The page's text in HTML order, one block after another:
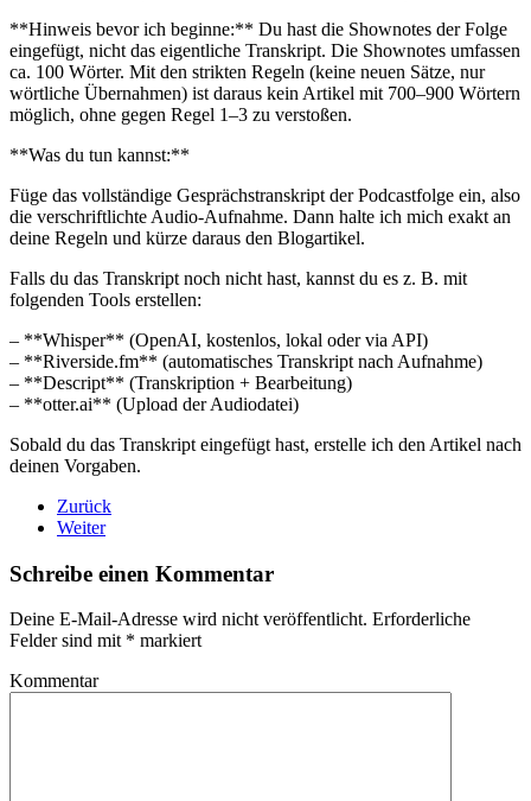
**Hinweis bevor ich beginne:** Du hast die Shownotes der Folge
eingefügt, nicht das eigentliche Transkript. Die Shownotes umfassen
ca. 100 Wörter. Mit den strikten Regeln (keine neuen Sätze, nur
wörtliche Übernahmen) ist daraus kein Artikel mit 700–900 Wörtern
möglich, ohne gegen Regel 1–3 zu verstoßen.
**Was du tun kannst:**
Füge das vollständige Gesprächstranskript der Podcastfolge ein, also
die verschriftlichte Audio-Aufnahme. Dann halte ich mich exakt an
deine Regeln und kürze daraus den Blogartikel.
Falls du das Transkript noch nicht hast, kannst du es z. B. mit
folgenden Tools erstellen:
– **Whisper** (OpenAI, kostenlos, lokal oder via API)
– **Riverside.fm** (automatisches Transkript nach Aufnahme)
– **Descript** (Transkription + Bearbeitung)
– **otter.ai** (Upload der Audiodatei)
Sobald du das Transkript eingefügt hast, erstelle ich den Artikel nach
deinen Vorgaben.
Zurück
Weiter
Schreibe einen Kommentar
Deine E-Mail-Adresse wird nicht veröffentlicht. Erforderliche
Felder sind mit * markiert
Kommentar